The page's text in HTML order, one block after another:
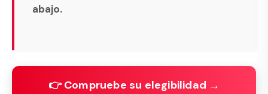
abajo.
👉 Compruebe su elegibilidad →